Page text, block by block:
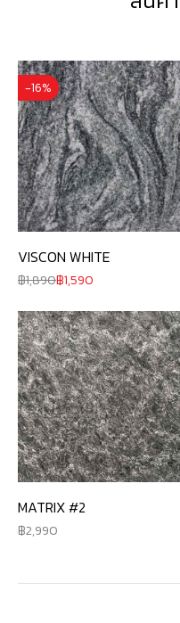
-16%
VISCON WHITE
1,890 1,590
MATRIX #2
2,990